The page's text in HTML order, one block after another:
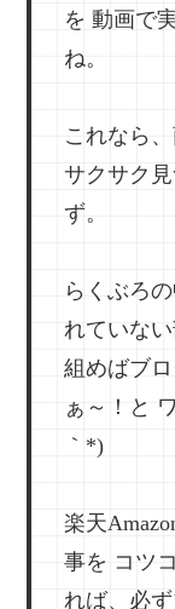
を 動画で
ね。
これなら
サクサク
ず。
らくぶろ
れていな
組めばブ
ぁ～！と
｀*)
楽天
事を コツ
れば、必